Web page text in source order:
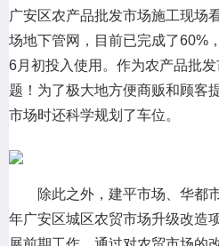
广安区农产品批发市场施工现场
场地下管网，目前已完成了60%
6月初投入使用。作为农产品批
题！为了极大地方便商贩和顾客
市场时还科学规划了车位。
除此之外，建平市场、华都
年广安区城区农贸市场升级改造